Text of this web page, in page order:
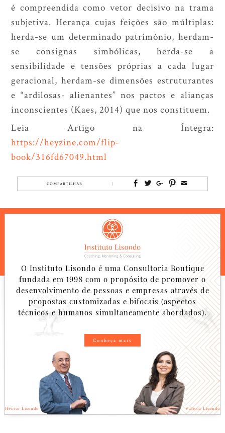
é compreendida como vetor decisivo na trama
subjetiva. Herança cujas feições são múltiplas:
herda-se um determinado patrimônio, herdam-
se consignas simbólicas, herda-se a
sensibilidade e tensões próprias a cada lugar
geracional, herdam-se dimensões estruturantes
e “ardilosas- alienantes” nos pactos e alianças
inconscientes (Kaes, 2014) que nos constituem.
Leia Artigo na Íntegra:
https://heyzine.com/flip-
book/316fd67049.html
COMPARTILHAR
Héctor Lisondo
O Instituto Lisondo é uma Consultoria Boutique
fundada em 1998 com o propósito de promover o
desenvolvimento de pessoas e empresas através de
propostas customizadas e bifocais (aspectos
técnicos e humanos simultaneamente abordados).
Conheça mais
Valéria Lisondo